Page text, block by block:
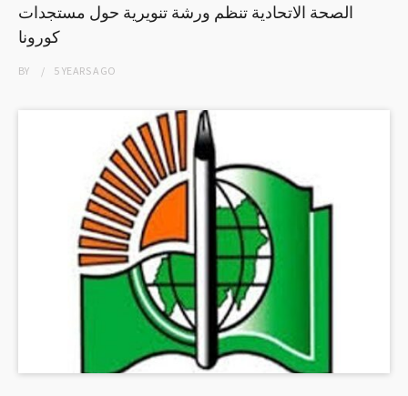
الصحة الاتحادية تنظم ورشة تنويرية حول مستجدات
كورونا
BY 5 YEARSAGO